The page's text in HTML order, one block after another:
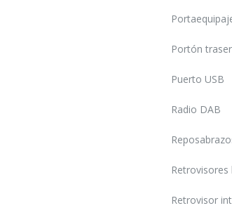
Portón
Puerto USB
Radio DAB
Retrovisor